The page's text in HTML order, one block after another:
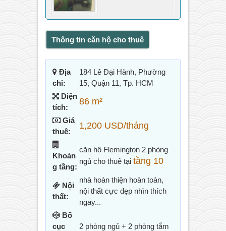
Thông tin căn hộ cho thuê
Địa
chỉ:
184 Lê Đại Hành, Phường
15, Quận 11, Tp. HCM
Diện
tích:
86 m²
Giá
thuê:
1,200 USD/tháng
Khoản
g tầng:
căn hộ Flemington 2 phòng
ngủ cho thuê tại tầng 10
Nội
thất:
nhà hoàn thiện hoàn toàn,
nội thất cực đẹp nhìn thích
ngay...
Bố
cục
2 phòng ngủ + 2 phòng tắm